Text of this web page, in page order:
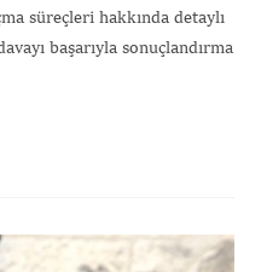
süreçleri hakkında detaylı
başarıyla sonuçlandırma